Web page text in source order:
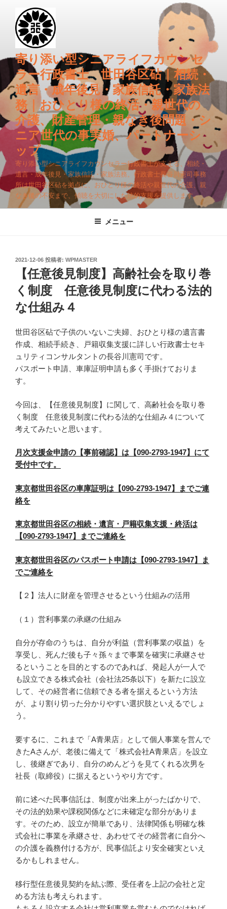
キ
プ
寄り添い型シニアライフカウンセ
ラー行政書士 世田谷区砧｜相続・
遺言・成年後見・家族信託・家族法
務｜おひとり様の終活・親世代の
介護、財産管理・親なき後問題・シ
ニア世代の事実婚、パートナーシ
ップ
寄り添い型シニアライフカウンセラー行政書士が支える、相続・
遺言・成年後見・家族信託・家族法務。行政書士長谷川憲司事務
所は世田谷区砧を拠点に、おひとり様の終活や親世代の介護、親
なき後の不安まで、傾聴を大切にした法的支援を提供します。
メニュー
投
2021-12-06 投稿者: WPMASTER
【任意後見制度】高齢社会を取り巻
く制度 任意後見制度に代わる法的
な仕組み４
世田谷区砧で子供のいないご夫婦、おひとり様の遺言書
作成、相続手続き、戸籍収集支援に詳しい行政書士セキ
ュリティコンサルタントの長谷川憲司です。
パスポート申請、車庫証明申請も多く手掛けておりま
す。
今回は、【任意後見制度】に関して、高齢社会を取り巻
く制度 任意後見制度に代わる法的な仕組み４について
考えてみたいと思います。
月次支援金申請の【事前確認】は【090-2793-1947】にて
受付中です。
東京都世田谷区の車庫証明は【090-2793-1947】までご連
絡を
東京都世田谷区の相続・遺言・戸籍収集支援・終活は
【090-2793-1947】までご連絡を
東京都世田谷区のパスポート申請は【090-2793-1947】ま
でご連絡を
【２】法人に財産を管理させるという仕組みの活用
（１）営利事業の承継の仕組み
自分が存命のうちは、自分が利益（営利事業の収益）を
享受し、死んだ後も子々孫々まで事業を確実に承継させ
るということを目的とするのであれば、発起人が一人で
も設立できる株式会社（会社法25条以下）を新たに設立
して、その経営者に信頼できる者を据えるという方法
が、より割り切った分かりやすい選択肢といえるでしょ
う。
要するに、これまで「A青果店」として個人事業を営んで
きたAさんが、老後に備えて「株式会社A青果店」を設立
し、後継ぎであり、自分のめんどうを見てくれる次男を
社長（取締役）に据えるというやり方です。
前に述べた民事信託は、制度が出来上がったばかりで、
その法的効果や課税関係などに未確定な部分がありま
す。そのため、設立が簡単であり、法律関係も明確な株
式会社に事業を承継させ、あわせてその経営者に自分へ
の介護を義務付ける方が、民事信託より安全確実といえ
るかもしれません。
移行型任意後見契約を結ぶ際、受任者を上記の会社と定
める方法も考えられます。